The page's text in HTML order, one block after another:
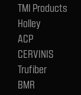
TMI Products
Holley
ACP
CERVINIS
Trufiber
BMR